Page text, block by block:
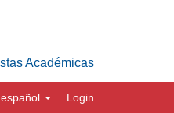
Académicas
español Login